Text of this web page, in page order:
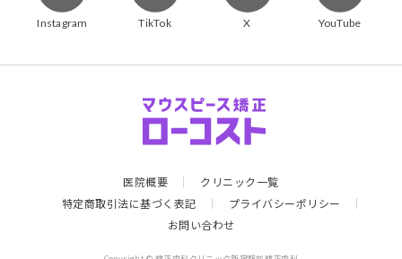
Instagram TikTok X YouTube
医院概要
クリニック一覧
特定商取引法に基づく表記
プライバシーポリシー
お問い合わせ